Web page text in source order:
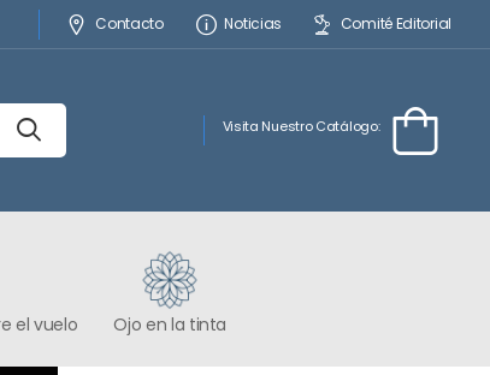
Contacto Noticias Comité Editorial
Visita Nuestro Catálogo:
el vuelo Ojo en la tinta